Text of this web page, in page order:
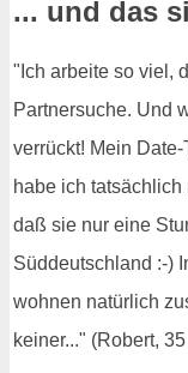
... und das
"Ich arbeite so viel,
Partnersuche. Und
verrückt! Mein
habe ich
daß sie nur eine
Süddeutschland :-)
wohnen natürlich
keiner..." (Robert,